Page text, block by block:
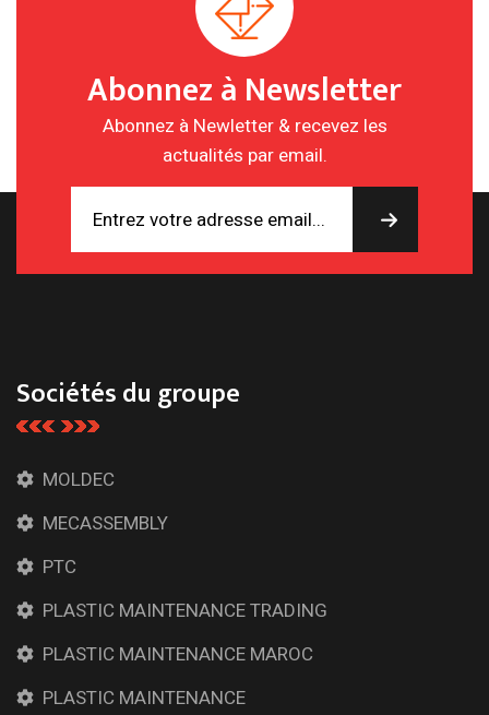
Abonnez à Newsletter
Abonnez à Newletter & recevez les
actualités par email.
Sociétés du groupe
MOLDEC
MECASSEMBLY
PTC
PLASTIC MAINTENANCE TRADING
PLASTIC MAINTENANCE MAROC
PLASTIC MAINTENANCE